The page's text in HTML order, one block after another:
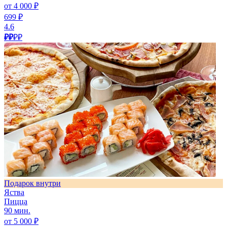
от 4 000 ₽
699 ₽
4.6
₽₽₽₽
Подарок внутри
Яства
Пицца
90 мин.
от 5 000 ₽